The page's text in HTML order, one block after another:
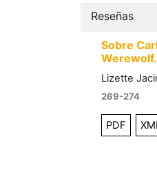
Reseñas
Sobre
Lizette
269-274
PDF